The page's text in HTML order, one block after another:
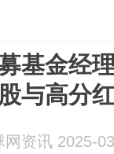
基金经
与高分
网资讯 2025-